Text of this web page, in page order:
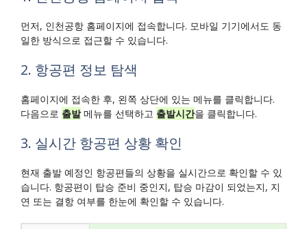
먼저, 인천공항 홈페이지에 접속합니다. 모바일 기기에서도 동
일한 방식으로 접근할 수 있습니다.
2. 항공편 정보 탐색
홈페이지에 접속한 후, 왼쪽 상단에 있는 메뉴를 클릭합니다.
다음으로 출발메뉴를 선택하고 출발시간을 클릭합니다.
3. 실시간 항공편 상황 확인
현재 출발 예정인 항공편들의 상황을 실시간으로 확인할 수 있
습니다. 항공편이 탑승 준비 중인지, 탑승 마감이 되었는지, 지
연 또는 결항 여부를 한눈에 확인할 수 있습니다.